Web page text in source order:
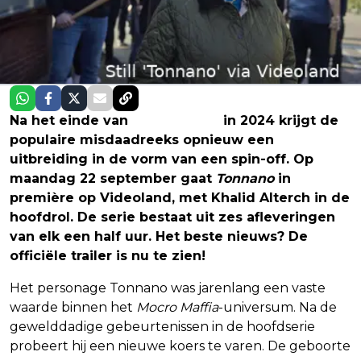
Na het einde van
in 2024 krijgt de
populaire misdaadreeks opnieuw een
uitbreiding in de vorm van een spin-off. Op
maandag 22 september gaat Tonnanoin
première op Videoland, met Khalid Alterch in de
hoofdrol. De serie bestaat uit zes afleveringen
van elk een half uur. Het beste nieuws? De
officiële trailer is nu te zien!
Het personage Tonnano was jarenlang een vaste
waarde binnen het Mocro Maffia-universum. Na de
gewelddadige gebeurtenissen in de hoofdserie
probeert hij een nieuwe koers te varen. De geboorte